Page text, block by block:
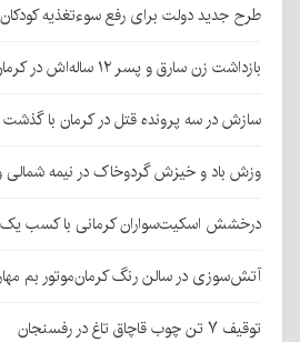
طرح جدید دولت برای رفع سوءتغذیه
بازداشت زن سارق و پسر ۱۲ ساله‌اش در کرمان
سازش در سه پرونده قتل در کرمان با گذشت
وزش باد و خیزش گردوخاک در نیمه شمالی
درخشش اسکیت‌سواران کرمانی با کسب
آتش‌سوزی در سالن رنگ کرمان‌موتور بم
توقیف ۷ تن چوب قاچاق تاغ در رفسنجان